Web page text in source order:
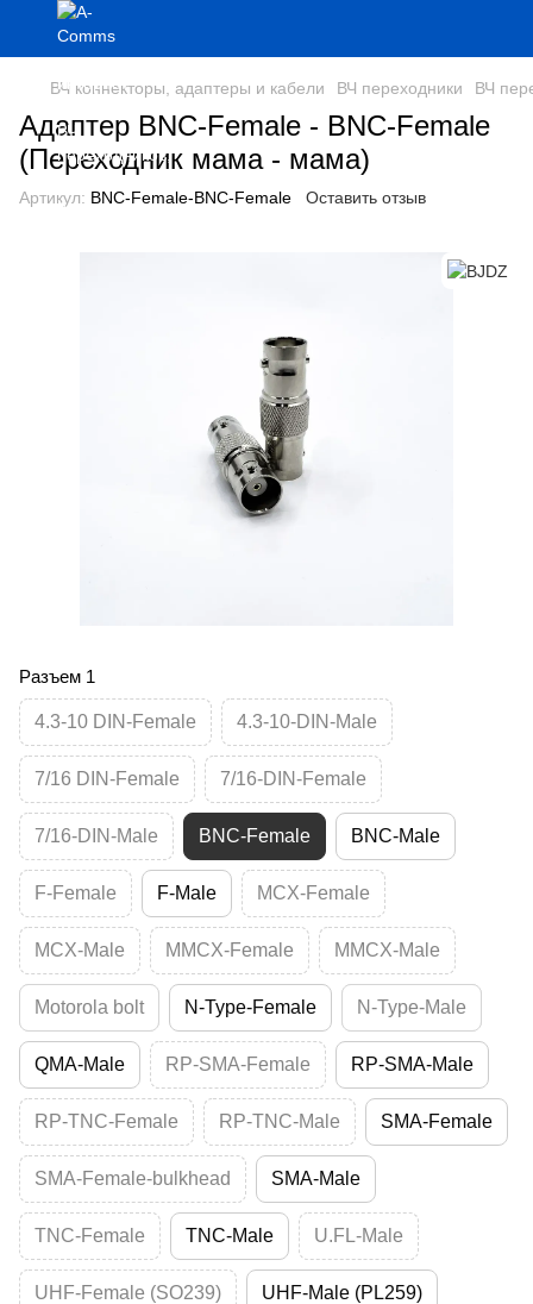
ВЧ коннекторы, адаптеры и кабели ВЧ переходники ВЧ
Адаптер BNC-Female - BNC-Female
(Переходник мама - мама)
Артикул: BNC-Female-BNC-Female Оставить отзыв
Разъем 1
4.3-10 DIN-Female 4.3-10-DIN-Male
7/16 DIN-Female 7/16-DIN-Female
7/16-DIN-Male BNC-Female BNC-Male
F-Female F-Male MCX-Female
MCX-Male MMCX-Female MMCX-Male
Motorola bolt N-Type-Female N-Type-Male
QMA-Male RP-SMA-Female RP-SMA-Male
RP-TNC-Female RP-TNC-Male SMA-Female
SMA-Female-bulkhead SMA-Male
TNC-Female TNC-Male U.FL-Male
UHF-Female (SO239) UHF-Male (PL259)